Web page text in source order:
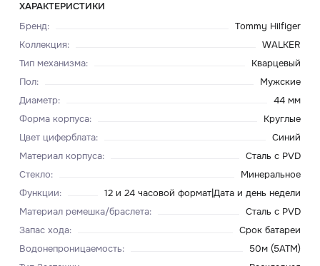
ХАРАКТЕРИСТИКИ
Бренд:
Tommy Hilfiger
Коллекция:
WALKER
Тип механизма:
Кварцевый
Пол:
Мужские
Диаметр:
44 мм
Форма корпуса:
Круглые
Цвет циферблата:
Синий
Материал корпуса:
Сталь с PVD
Стекло:
Минеральное
Функции:
12 и 24 часовой формат|Дата и день недели
Материал ремешка/браслета:
Сталь с PVD
Запас хода:
Срок батареи
Водонепроницаемость:
50м (5ATM)